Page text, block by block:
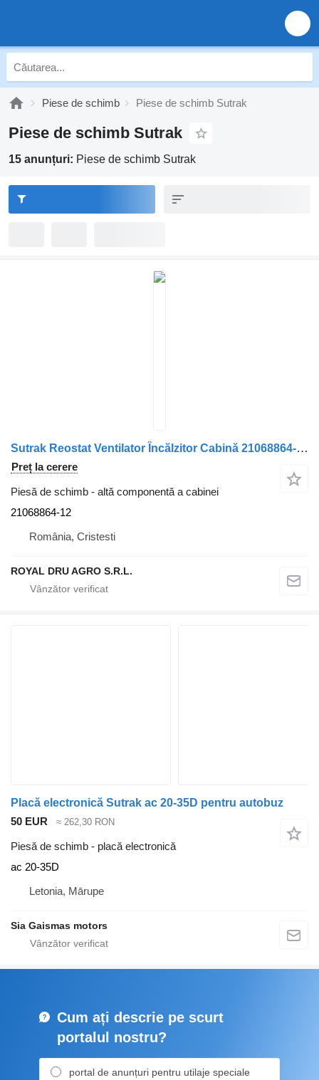
Piese de schimb Piese de schimb Sutrak
Piese de schimb Sutrak
15 anunțuri: Piese de schimb Sutrak
Sutrak Reostat Ventilator Încălzitor Cabină 21068864-12 pentru camion Carrier Sutrak DRB 60
Preț la cerere
Piesă de schimb - altă componentă a cabinei
21068864-12
România, Cristesti
ROYAL DRU AGRO S.R.L.
Placă electronică Sutrak ac 20-35D pentru autobuz
50 EUR
≈ 262,30 RON
Piesă de schimb - placă electronică
ac 20-35D
Letonia, Mārupe
Sia Gaismas motors
Cum ați descrie pe scurt
portalul nostru?
portal de anunțuri pentru utilaje speciale